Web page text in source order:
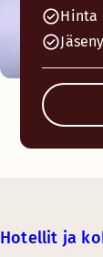
Hinta
Hotellit ja